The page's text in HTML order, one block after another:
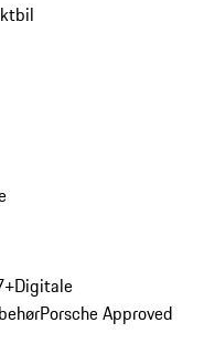
Digitale
Porsche Approved